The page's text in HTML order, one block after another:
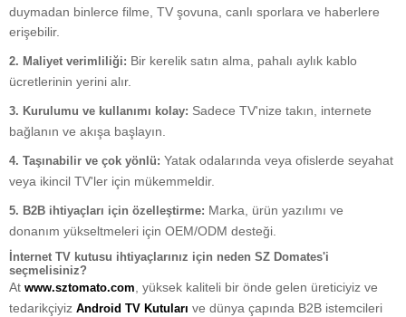
duymadan binlerce filme, TV şovuna, canlı sporlara ve haberlere
erişebilir.
2. Maliyet verimliliği: Bir kerelik satın alma, pahalı aylık kablo
ücretlerinin yerini alır.
3. Kurulumu ve kullanımı kolay: Sadece TV'nize takın, internete
bağlanın ve akışa başlayın.
4. Taşınabilir ve çok yönlü: Yatak odalarında veya ofislerde seyahat
veya ikincil TV'ler için mükemmeldir.
5. B2B ihtiyaçları için özelleştirme: Marka, ürün yazılımı ve
donanım yükseltmeleri için OEM/ODM desteği.
İnternet TV kutusu ihtiyaçlarınız için neden SZ Domates'i
seçmelisiniz?
At www.sztomato.com , yüksek kaliteli bir önde gelen üreticiyiz ve
tedarikçiyiz Android TV Kutuları ve dünya çapında B2B istemcileri